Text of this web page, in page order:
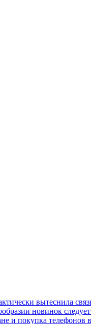
вытеснила
новинок
и покупка телефонов